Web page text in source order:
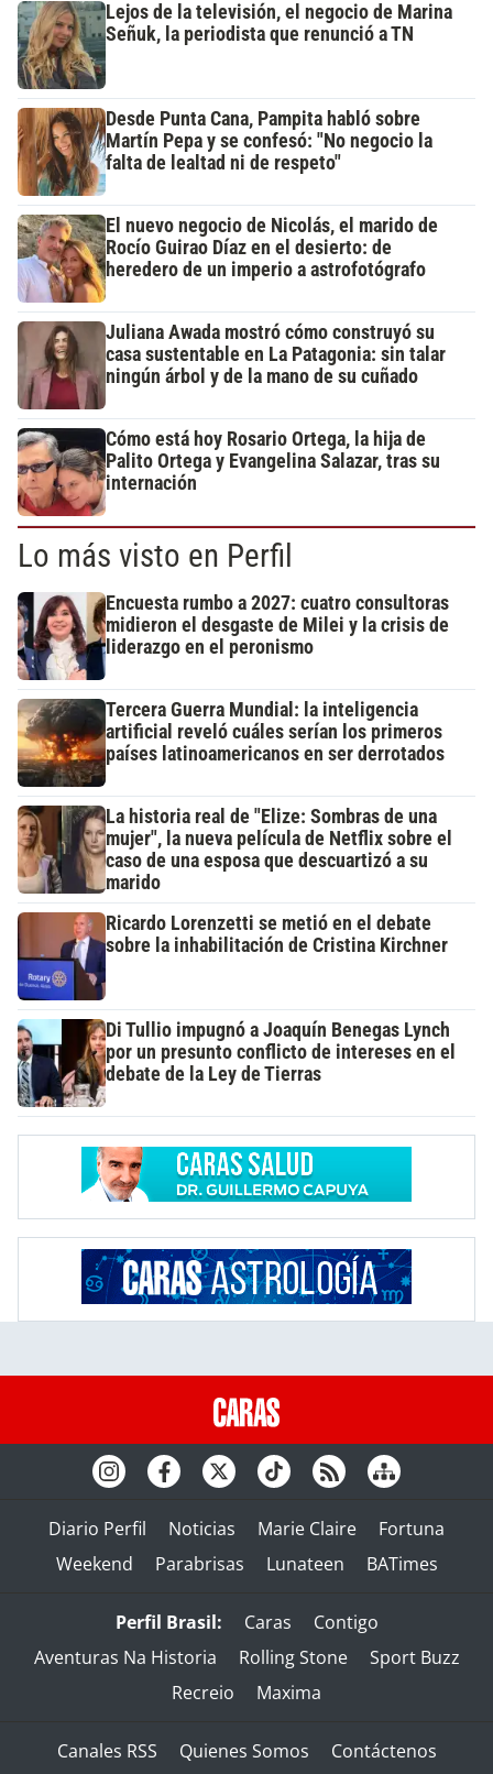
Lejos de la televisión, el negocio de Marina
Señuk, la periodista que renunció a TN
Desde Punta Cana, Pampita habló sobre
Martín Pepa y se confesó: "No negocio la
falta de lealtad ni de respeto"
El nuevo negocio de Nicolás, el marido de
Rocío Guirao Díaz en el desierto: de
heredero de un imperio a astrofotógrafo
Juliana Awada mostró cómo construyó su
casa sustentable en La Patagonia: sin talar
ningún árbol y de la mano de su cuñado
Cómo está hoy Rosario Ortega, la hija de
Palito Ortega y Evangelina Salazar, tras su
internación
Lo más visto en Perfil
Encuesta rumbo a 2027: cuatro consultoras
midieron el desgaste de Milei y la crisis de
liderazgo en el peronismo
Tercera Guerra Mundial: la inteligencia
artificial reveló cuáles serían los primeros
países latinoamericanos en ser derrotados
La historia real de "Elize: Sombras de una
mujer", la nueva película de Netflix sobre el
caso de una esposa que descuartizó a su
marido
Ricardo Lorenzetti se metió en el debate
sobre la inhabilitación de Cristina Kirchner
Di Tullio impugnó a Joaquín Benegas Lynch
por un presunto conflicto de intereses en el
debate de la Ley de Tierras
Diario Perfil Noticias Marie Claire
Fortuna
Weekend
Parabrisas Lunateen BATimes
Perfil Brasil: Caras
Contigo
Aventuras Na Historia
Rolling Stone
Sport Buzz
Recreio
Maxima
Canales RSS Quienes Somos Contáctenos